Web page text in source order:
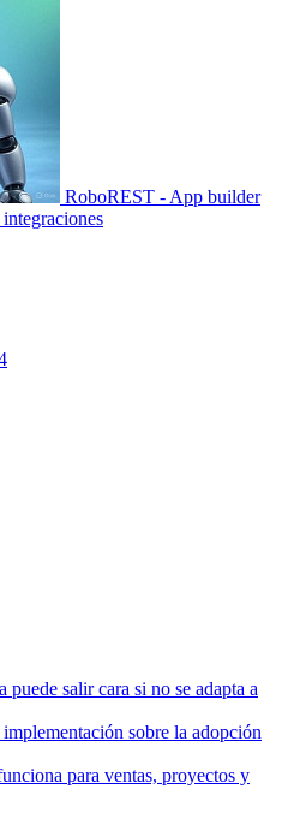
RoboREST - App builder
salir cara si no se adapta a
sobre la adopción
para ventas, proyectos y